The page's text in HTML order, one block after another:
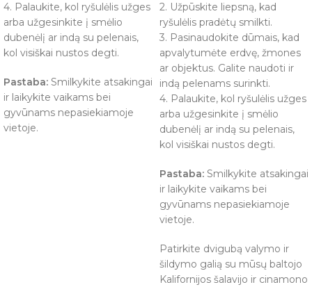
4. Palaukite, kol ryšulėlis užges
arba užgesinkite į smėlio
dubenėlį ar indą su pelenais,
kol visiškai nustos degti.
Pastaba: Smilkykite atsakingai
ir laikykite vaikams bei
gyvūnams nepasiekiamoje
vietoje.
2. Užpūskite liepsną, kad
ryšulėlis pradėtų smilkti.
3. Pasinaudokite dūmais, kad
apvalytumėte erdvę, žmones
ar objektus. Galite naudoti ir
indą pelenams surinkti.
4. Palaukite, kol ryšulėlis užges
arba užgesinkite į smėlio
dubenėlį ar indą su pelenais,
kol visiškai nustos degti.
Pastaba: Smilkykite atsakingai
ir laikykite vaikams bei
gyvūnams nepasiekiamoje
vietoje.
Patirkite dvigubą valymo ir
šildymo galią su mūsų baltojo
Kalifornijos šalavijo ir cinamono